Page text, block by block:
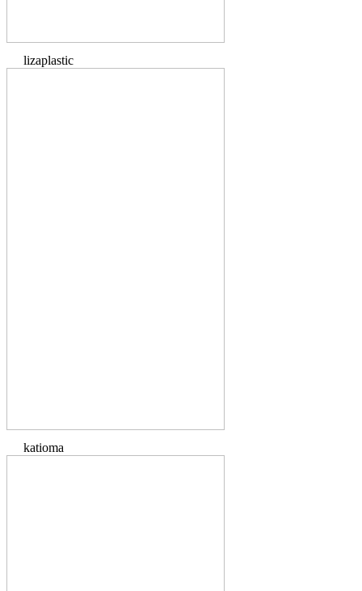
lizaplastic
katioma